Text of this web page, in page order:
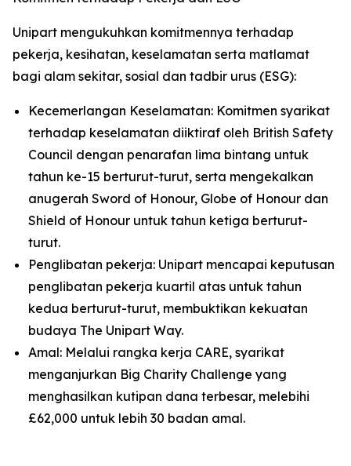
Unipart mengukuhkan komitmennya terhadap
pekerja, kesihatan, keselamatan serta matlamat
bagi alam sekitar, sosial dan tadbir urus (ESG):
Kecemerlangan Keselamatan: Komitmen syarikat
terhadap keselamatan diiktiraf oleh British Safety
Council dengan penarafan lima bintang untuk
tahun ke-15 berturut-turut, serta mengekalkan
anugerah Sword of Honour, Globe of Honour dan
Shield of Honour untuk tahun ketiga berturut-
turut.
Penglibatan pekerja: Unipart mencapai keputusan
penglibatan pekerja kuartil atas untuk tahun
kedua berturut-turut, membuktikan kekuatan
budaya The Unipart Way.
Amal: Melalui rangka kerja CARE, syarikat
menganjurkan Big Charity Challenge yang
menghasilkan kutipan dana terbesar, melebihi
£62,000 untuk lebih 30 badan amal.